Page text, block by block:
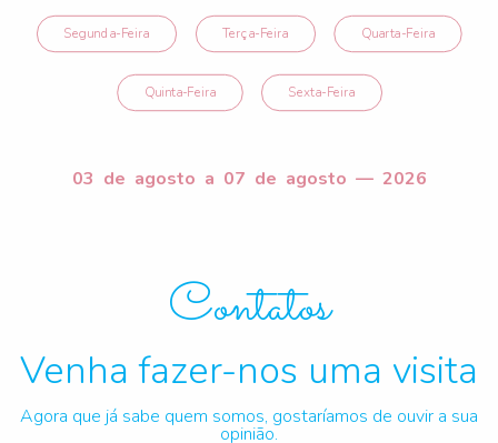
Segunda-Feira Terça-Feira Quarta-Feira
Quinta-Feira Sexta-Feira
03 de agosto a 07 de agosto — 2026
Contatos
Venha fazer-nos uma visita
Agora que já sabe quem somos, gostaríamos de ouvir a sua
opinião.